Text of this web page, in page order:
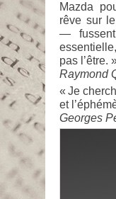
Mazda
rêve sur
—
pas l’être.
Raymond
« Je
et
Georges